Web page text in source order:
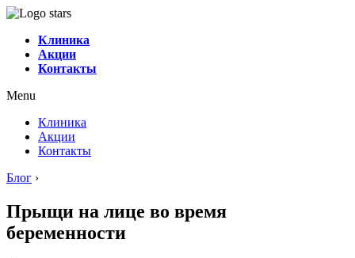
Клиника
Акции
Контакты
Menu
Клиника
Акции
Контакты
Блог ›
Прыщи на лице во время
беременности